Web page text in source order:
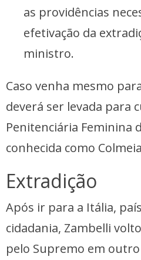
as providências
efetivação da
ministro.
Caso venha mesmo
deverá ser levada para
Penitenciária Feminina
conhecida como
Extradição
Após ir para a Itália,
cidadania, Zambelli
pelo Supremo em